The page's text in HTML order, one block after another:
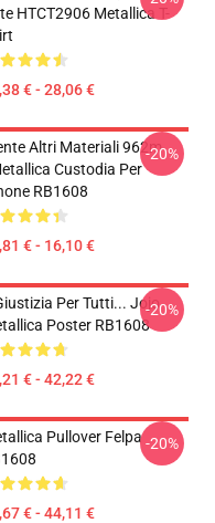
HTCT2906 Metallica T-
€ - 28,06 €
Altri Materiali 962m
Custodia Per
RB1608
€ - 16,10 €
-20%
Per Tutti... Jojo
Poster RB1608
€ - 42,22 €
-20%
Pullover Felpa
€ - 44,11 €
-20%